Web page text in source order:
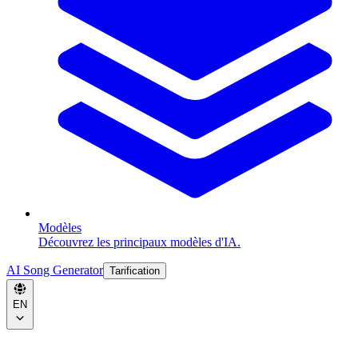
Modèles
Découvrez les principaux modèles d'IA.
AI Song Generator Tarification
EN